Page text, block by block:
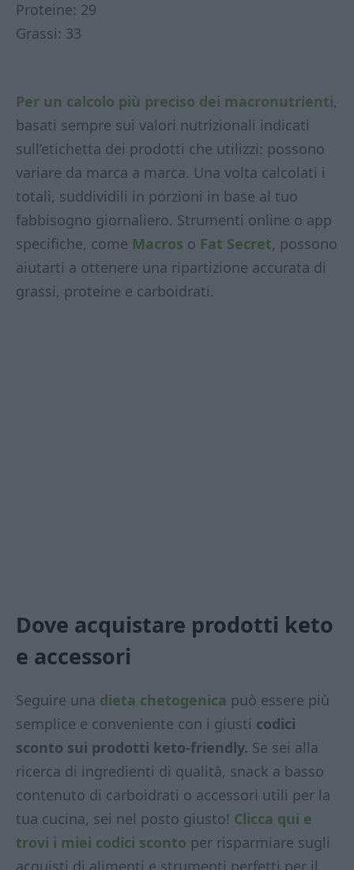
Proteine: 29
Grassi: 33
Per un calcolo più preciso dei macronutrienti,
basati sempre sui valori nutrizionali indicati
sull’etichetta dei prodotti che utilizzi: possono
variare da marca a marca. Una volta calcolati i
totali, suddividili in porzioni in base al tuo
fabbisogno giornaliero. Strumenti online o app
specifiche, come Macros o Fat Secret, possono
aiutarti a ottenere una ripartizione accurata di
grassi, proteine e carboidrati.
Dove acquistare prodotti keto
e accessori
Seguire una dieta chetogenica può essere più
semplice e conveniente con i giusti codici
sconto sui prodotti keto-friendly. Se sei alla
ricerca di ingredienti di qualità, snack a basso
contenuto di carboidrati o accessori utili per la
tua cucina, sei nel posto giusto! Clicca qui e
trovi i miei codici sconto per risparmiare sugli